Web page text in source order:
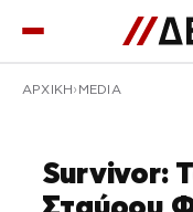
ΑΡΧΙΚΉ MEDIA
Survivor: